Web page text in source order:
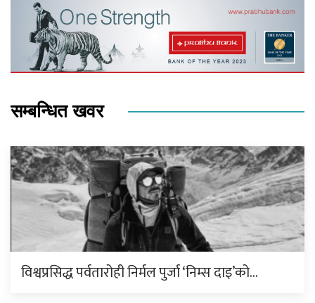
सम्बन्धित खवर
विश्वप्रसिद्ध पर्वतारोही निर्मल पुर्जा ‘निम्स दाइ’को…